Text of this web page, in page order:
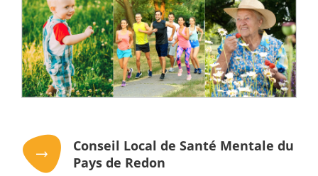
Conseil Local de Santé Mentale du
Pays de Redon